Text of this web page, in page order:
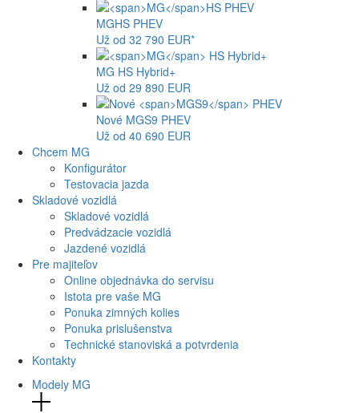
MGHS PHEV
Už od 32 790 EUR*
MG HS Hybrid+
Už od 29 890 EUR
Nové MGS9 PHEV
Už od 40 690 EUR
Chcem MG
Konfigurátor
Testovacia jazda
Skladové vozidlá
Skladové vozidlá
Predvádzacie vozidlá
Jazdené vozidlá
Pre majiteľov
Online objednávka do servisu
Istota pre vaše MG
Ponuka zimných kolies
Ponuka prislušenstva
Technické stanoviská a potvrdenia
Kontakty
Modely MG